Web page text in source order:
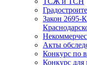
Закон 2695-
Акты
Конкурс по
Конкурс